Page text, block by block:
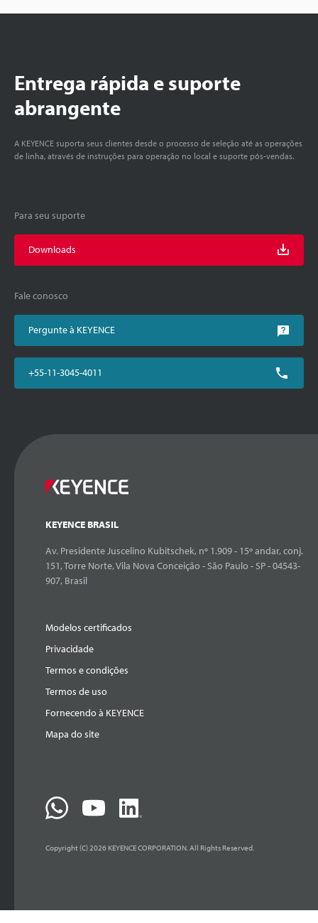
Entrega rápida e suporte
abrangente
A KEYENCE suporta seus clientes desde o processo de seleção até as operações
de linha, através de instruções para operação no local e suporte pós-vendas.
Para seu suporte
Downloads
Fale conosco
Pergunte à KEYENCE
+55-11-3045-4011
KEYENCE BRASIL
Av. Presidente Juscelino Kubitschek, nº 1.909 - 15º andar, conj.
151, Torre Norte, Vila Nova Conceição - São Paulo - SP - 04543-
907, Brasil
Modelos certificados
Privacidade
Termos e condições
Termos de uso
Fornecendo à KEYENCE
Mapa do site
Copyright (C) 2026 KEYENCE CORPORATION. All Rights Reserved.